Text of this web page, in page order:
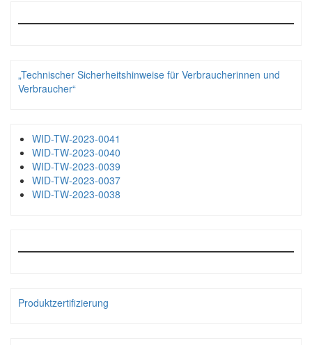
„Technischer Sicherheitshinweise für Verbraucherinnen und
Verbraucher“
WID-TW-2023-0041
WID-TW-2023-0040
WID-TW-2023-0039
WID-TW-2023-0037
WID-TW-2023-0038
Produktzertifizierung